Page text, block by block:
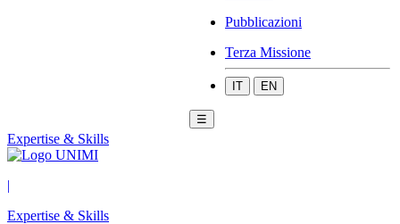
Pubblicazioni
Terza Missione
IT EN
☰
Expertise & Skills
|
Expertise & Skills